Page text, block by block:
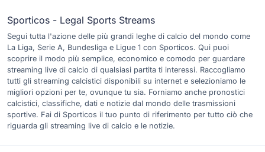
Sporticos - Legal Sports Streams
Segui tutta l'azione delle più grandi leghe di calcio del mondo come
La Liga, Serie A, Bundesliga e Ligue 1 con Sporticos. Qui puoi
scoprire il modo più semplice, economico e comodo per guardare
streaming live di calcio di qualsiasi partita ti interessi. Raccogliamo
tutti gli streaming calcistici disponibili su internet e selezioniamo le
migliori opzioni per te, ovunque tu sia. Forniamo anche pronostici
calcistici, classifiche, dati e notizie dal mondo delle trasmissioni
sportive. Fai di Sporticos il tuo punto di riferimento per tutto ciò che
riguarda gli streaming live di calcio e le notizie.